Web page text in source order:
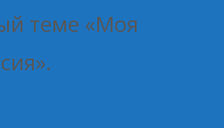
теме «Моя